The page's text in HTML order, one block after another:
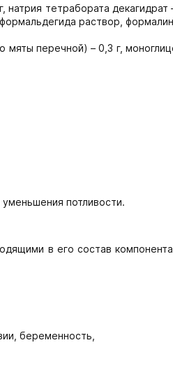
тетрабората декагидрат
раствор,
перечной) – 0,3 г,
потливости.
в его состав
беременность,